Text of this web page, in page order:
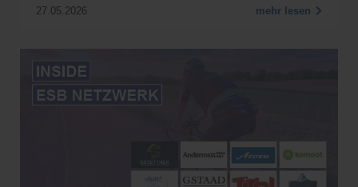
27.05.2026 mehr lesen